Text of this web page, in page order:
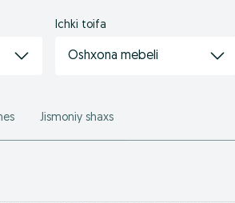
Ichki toifa
Oshxona mebeli
Jismoniy shaxs